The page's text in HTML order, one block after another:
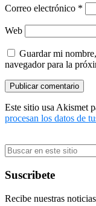
Correo electrónico *
Web
Guardar mi
navegador para la
Este sitio usa Akismet
procesan los datos de
Barra
lateral
primaria
Buscar
en
este
sitio
Suscribete
Recibe nuestras